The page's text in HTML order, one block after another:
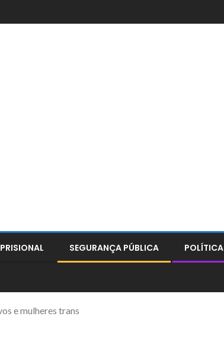
SEGURANÇA PÚBLICA POLÍTICA
e mulheres trans